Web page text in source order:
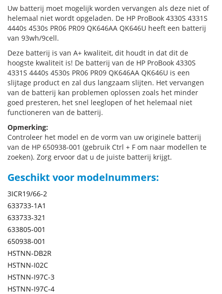
Uw batterij moet mogelijk worden vervangen als deze niet of
helemaal niet wordt opgeladen. De HP ProBook 4330S 4331S
4440s 4530s PR06 PR09 QK646AA QK646U heeft een batterij
van 93wh/9cell.
Deze batterij is van A+ kwaliteit, dit houdt in dat dit de
hoogste kwaliteit is! De batterij van de HP ProBook 4330S
4331S 4440s 4530s PR06 PR09 QK646AA QK646U is een
slijtage product en zal dus langzaam slijten. Het vervangen
van de batterij kan problemen oplossen zoals het minder
goed presteren, het snel leeglopen of het helemaal niet
functioneren van de batterij.
Opmerking:
Controleer het model en de vorm van uw originele batterij
van de HP 650938-001 (gebruik Ctrl + F om naar modellen te
zoeken). Zorg ervoor dat u de juiste batterij krijgt.
Geschikt voor modelnummers:
3ICR19/66-2
633733-1A1
633733-321
633805-001
650938-001
HSTNN-DB2R
HSTNN-I02C
HSTNN-I97C-3
HSTNN-I97C-4